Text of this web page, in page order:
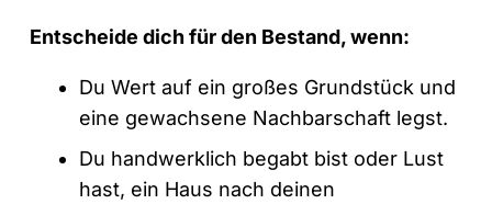
Entscheide dich für den Bestand, wenn:
Du Wert auf ein großes Grundstück und
eine gewachsene Nachbarschaft legst.
Du handwerklich begabt bist oder Lust
hast, ein Haus nach deinen